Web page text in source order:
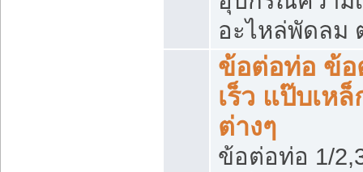
อะไหล่พัดลม
ข้อต่อท่อ ข้อ
เร็ว แป๊บเห
ต่างๆ
ข้อต่อท่อ 1/